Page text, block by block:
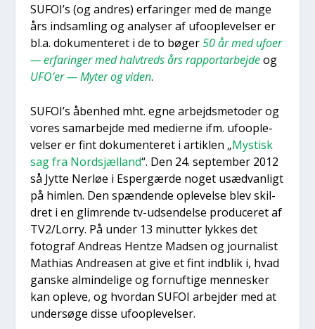
SUFOI’s (og andres) erfa­rin­ger med de man­ge
års ind­sam­ling og ana­ly­ser af ufoop­le­vel­ser er
bl.a. doku­men­te­ret i de to bøger50 år med ufo­er
— erfa­rin­ger med halv­treds års rap­port­ar­bej­deog
UFO’er — Myter og viden.
SUFOI’s åben­hed mht. egne arbejds­me­to­der og
vores sam­ar­bej­de med medi­er­ne ifm. ufoop­le­
vel­ser er fint doku­men­te­ret i artik­len „Mystisk
sag fra Nord­s­jæl­land“. Den 24. sep­tem­ber 2012
så Jyt­te Ner­løe i Esper­gær­de noget usæd­van­ligt
på him­len. Den spæn­den­de ople­vel­se blev skil­
dret i en glim­ren­de tv-udsen­del­se pro­du­ce­ret af
TV2/Lorry. På under 13 minut­ter lyk­kes det
foto­graf Andreas Hentze Mad­sen og jour­na­list
Mat­hi­as Andrea­sen at give et fint ind­blik i, hvad
gan­ske almin­de­li­ge og for­nuf­ti­ge men­ne­sker
kan ople­ve, og hvor­dan SUFOI arbej­der med at
under­sø­ge dis­se ufoop­le­vel­ser.